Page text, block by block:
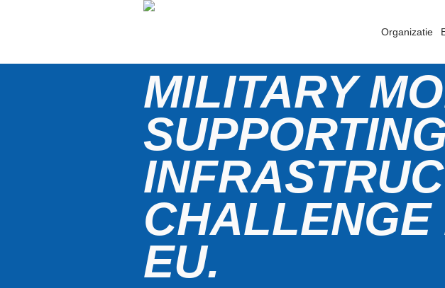
Organizatie
MILITARY
CHALLENGE
EU.